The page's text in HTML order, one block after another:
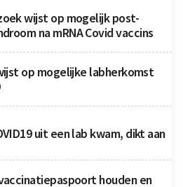
wijst op mogelijk post-
na mRNA Covid vaccins
op mogelijke labherkomst
uit een lab kwam, dikt aan
houden en